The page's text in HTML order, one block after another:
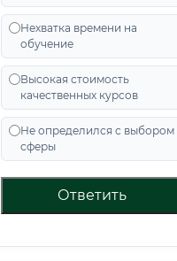
Нехватка времени на
обучение
Высокая стоимость
качественных курсов
Не определился с выбором
сферы
Ответить